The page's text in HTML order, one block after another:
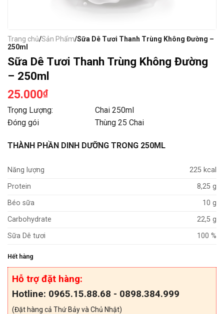
Trang chủ/Sản Phẩm/Sữa Dê Tươi Thanh Trùng Không Đường –
250ml
Sữa Dê Tươi Thanh Trùng Không Đường
– 250ml
25.000₫
Trọng Lượng: Chai 250ml
Đóng gói Thùng 25 Chai
THÀNH PHẦN DINH DƯỠNG TRONG 250ML
Năng lượng
225 kcal
Protein
8,25 g
Béo sữa
10 g
Carbohydrate
22,5 g
Sữa Dê tươi
100 %
Hết hàng
Hỗ trợ đặt hàng:
Hotline: 0965.15.88.68 - 0898.384.999
(Đặt hàng cả Thứ Bảy và Chủ Nhật)